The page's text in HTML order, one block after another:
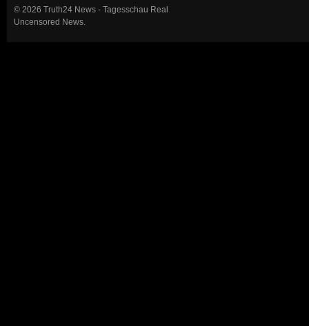
© 2026 Truth24 News - Tagesschau Real
Uncensored News.